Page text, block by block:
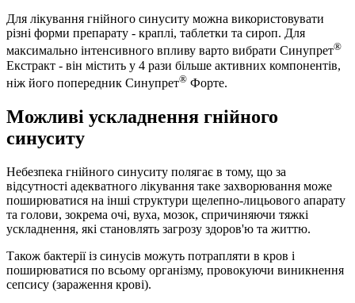
Для лікування гнійного синуситу можна використовувати
різні форми препарату - краплі, таблетки та сироп. Для
максимально інтенсивного впливу варто вибрати Синупрет®
Екстракт - він містить у 4 рази більше активних компонентів,
ніж його попередник Синупрет® Форте.
Можливі ускладнення гнійного
синуситу
Небезпека гнійного синуситу полягає в тому, що за
відсутності адекватного лікування таке захворювання може
поширюватися на інші структури щелепно-лицьового апарату
та голови, зокрема очі, вуха, мозок, спричиняючи тяжкі
ускладнення, які становлять загрозу здоров'ю та життю.
Також бактерії із синусів можуть потрапляти в кров і
поширюватися по всьому організму, провокуючи виникнення
сепсису (зараження крові).